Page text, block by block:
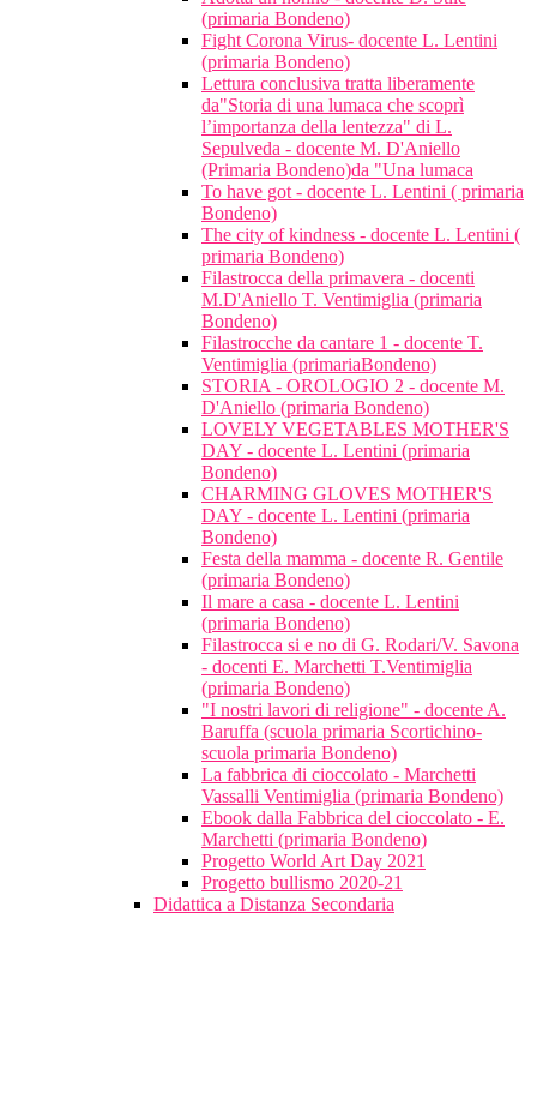
(primaria Bondeno)
Fight Corona Virus- docente L. Lentini
(primaria Bondeno)
Lettura conclusiva tratta liberamente
da"Storia di una lumaca che scoprì
l’importanza della lentezza" di L.
Sepulveda - docente M. D'Aniello
(Primaria Bondeno)da "Una lumaca
To have got - docente L. Lentini ( primaria
Bondeno)
The city of kindness - docente L. Lentini (
primaria Bondeno)
Filastrocca della primavera - docenti
M.D'Aniello T. Ventimiglia (primaria
Bondeno)
Filastrocche da cantare 1 - docente T.
Ventimiglia (primariaBondeno)
STORIA - OROLOGIO 2 - docente M.
D'Aniello (primaria Bondeno)
LOVELY VEGETABLES MOTHER'S
DAY - docente L. Lentini (primaria
Bondeno)
CHARMING GLOVES MOTHER'S
DAY - docente L. Lentini (primaria
Bondeno)
Festa della mamma - docente R. Gentile
(primaria Bondeno)
Il mare a casa - docente L. Lentini
(primaria Bondeno)
Filastrocca si e no di G. Rodari/V. Savona
- docenti E. Marchetti T.Ventimiglia
(primaria Bondeno)
"I nostri lavori di religione" - docente A.
Baruffa (scuola primaria Scortichino-
scuola primaria Bondeno)
La fabbrica di cioccolato - Marchetti
Vassalli Ventimiglia (primaria Bondeno)
Ebook dalla Fabbrica del cioccolato - E.
Marchetti (primaria Bondeno)
Progetto World Art Day 2021
Progetto bullismo 2020-21
Didattica a Distanza Secondaria